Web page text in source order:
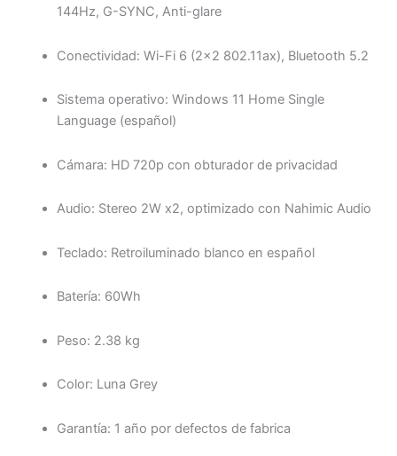
144Hz, G-SYNC, Anti-glare
Conectividad: Wi-Fi 6 (2×2 802.11ax), Bluetooth 5.2
Sistema operativo: Windows 11 Home Single
Language (español)
Cámara: HD 720p con obturador de privacidad
Audio: Stereo 2W x2, optimizado con Nahimic Audio
Teclado: Retroiluminado blanco en español
Batería: 60Wh
Peso: 2.38 kg
Color: Luna Grey
Garantía: 1 año por defectos de fabrica